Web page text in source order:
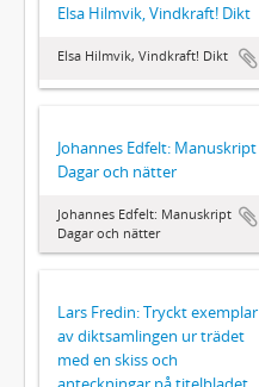
Elsa Hilmvik, Vindkraft! Dikt
Elsa Hilmvik, Vindkraft! Dikt
Johannes Edfelt: Manuskript
Dagar och nätter
Johannes Edfelt: Manuskript
Dagar och nätter
Lars Fredin: Tryckt exemplar
av diktsamlingen ur trädet
med en skiss och